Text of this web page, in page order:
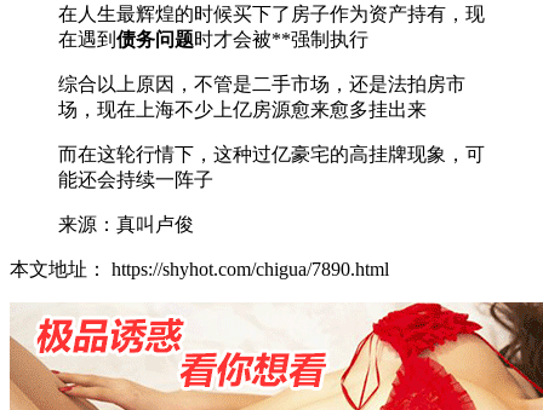
在人生最辉煌的时候买下了房子作为资产持有，现
在遇到 债务问题时才会被**强制执行
综合以上原因，不管是二手市场，还是法拍房市
场，现在上海不少上亿房源愈来愈多挂出来
而在这轮行情下，这种过亿豪宅的高挂牌现象，可
能还会持续一阵子
来源：真叫卢俊
本文地址： https://shyhot.com/chigua/7890.html